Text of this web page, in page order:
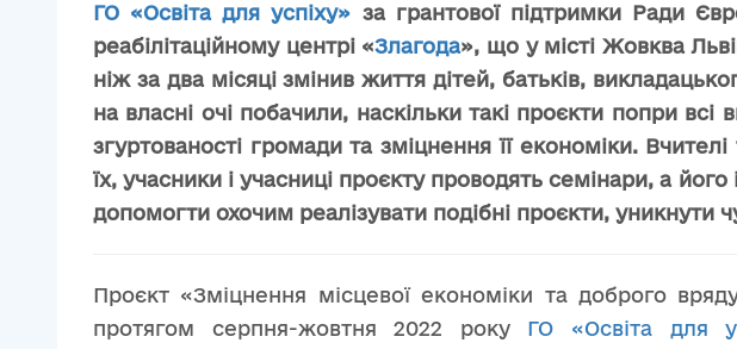
ГО «Освіта для успіху» за грантової підтримки Ради
реабілітаційному центрі «Злагода», що у місті Жовква
ніж за два місяці змінив життя дітей, батьків,
на власні очі побачили, наскільки такі проєкти попри всі
згуртованості громади та зміцнення її економіки.
їх, учасники і учасниці проєкту проводять семінари, а
допомогти охочим реалізувати подібні проєкти,
Проєкт «Зміцнення місцевої економіки та доброго
протягом серпня-жовтня 2022 року ГО «Освіта для